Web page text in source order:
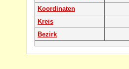
Koordinaten
Kreis
Bezirk